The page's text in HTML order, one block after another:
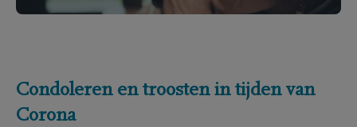
Condoleren en troosten in tijden van
Corona